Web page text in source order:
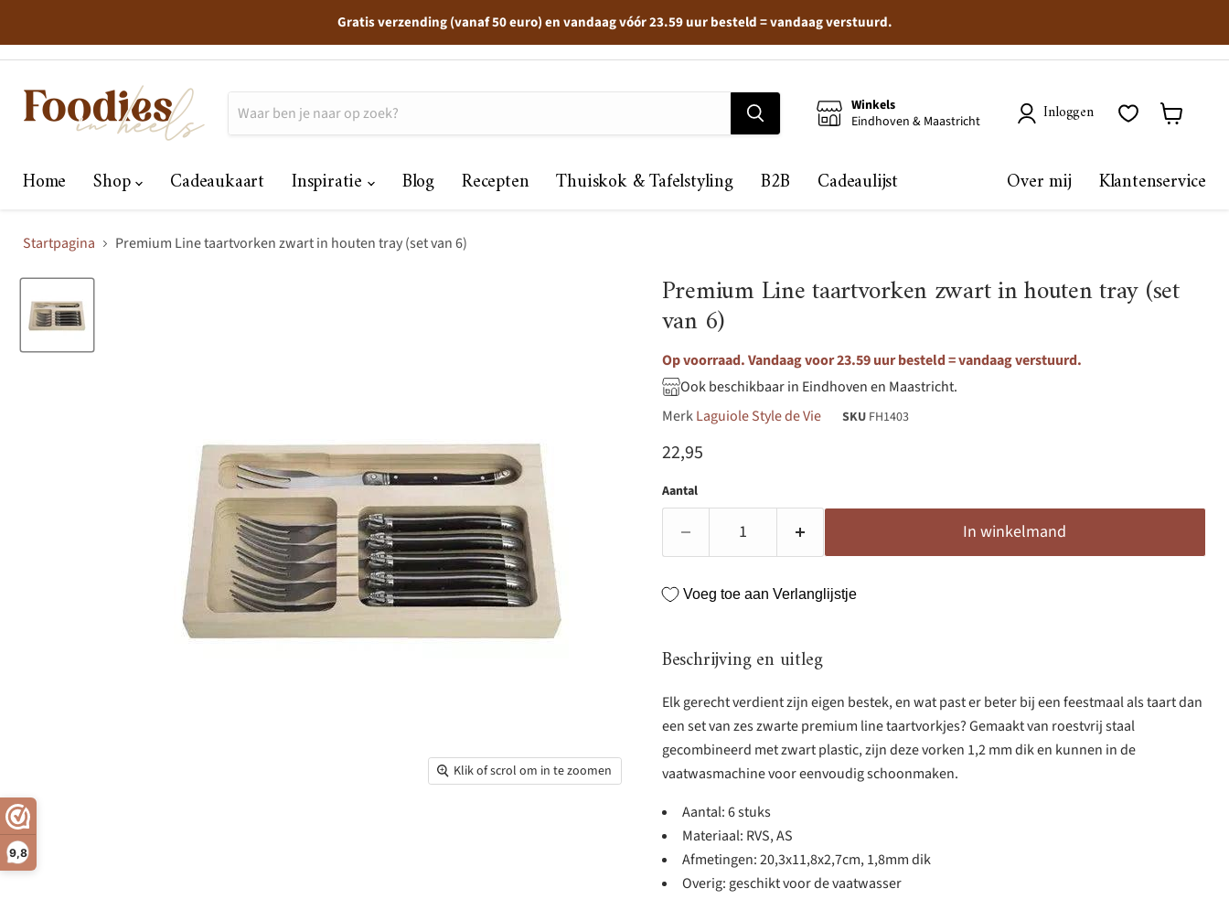
9,8
Gratis verzending (vanaf 50 euro) en vandaag vóór 23.59 uur besteld = vandaag verstuurd.
Winkels
Eindhoven & Maastricht
Inloggen
Home Shop Cadeaukaart Inspiratie Blog Recepten Thuiskok & Tafelstyling B2B Cadeaulijst Over mij Klantenservice
Startpagina Premium Line taartvorken zwart in houten tray (set van 6)
Klik of scrol om in te zoomen
Premium Line taartvorken zwart in houten tray (set
van 6)
Op voorraad. Vandaag voor 23.59 uur besteld = vandaag verstuurd.
Ook beschikbaar in Eindhoven en Maastricht.
MerkLaguiole Style de Vie SKU FH1403
Huidige prijs
22,95
Aantal
In winkelmand
Voeg toe aan Verlanglijstje
Beschrijving en uitleg
Elk gerecht verdient zijn eigen bestek, en wat past er beter bij een feestmaal als taart dan
een set van zes zwarte premium line taartvorkjes? Gemaakt van roestvrij staal
gecombineerd met zwart plastic, zijn deze vorken 1,2 mm dik en kunnen in de
vaatwasmachine voor eenvoudig schoonmaken.
Aantal: 6 stuks
Materiaal: RVS, AS
Afmetingen: 20,3x11,8x2,7cm, 1,8mm dik
Overig: geschikt voor de vaatwasser